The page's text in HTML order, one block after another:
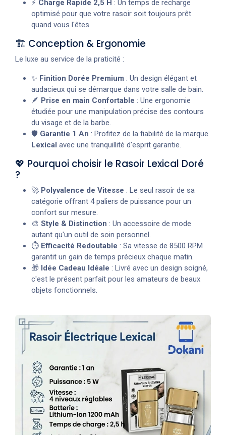
⚡ Charge Rapide 2,5 H : Un temps de recharge
optimisé pour que votre rasoir soit toujours prêt
quand vous l'êtes.
🏗️ Conception & Ergonomie
Le luxe au service de la praticité :
✨ Finition Dorée Premium : Un design élégant et
audacieux qui se démarque dans votre salle de bain.
🪶 Prise en main Confortable : Une ergonomie
étudiée pour une manipulation précise des contours
du visage et de la barbe.
🛡️ Garantie 1 An : Profitez de la fiabilité de la marque
Lexical avec une tranquillité d'esprit garantie.
💖 Pourquoi choisir le Rasoir Lexical Doré
?
🚀 Polyvalence de Vitesse : Le seul rasoir de sa
catégorie offrant 4 paliers de puissance pour un
confort sur mesure.
🎨 Style & Distinction : Un accessoire de mode
autant qu'un outil de soin personnel.
⏱️ Efficacité Redoutable : Sa vitesse de 8500 RPM
garantit un gain de temps précieux chaque matin.
🎁 Idée Cadeau Idéale : Livré avec un design soigné,
c'est le présent parfait pour les amateurs de beaux
objets fonctionnels.